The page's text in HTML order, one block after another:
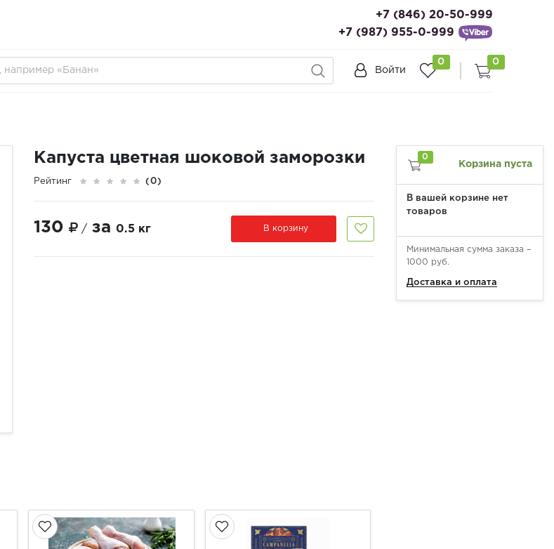
+7 (846) 20-50-999
+7 (987) 955-0-999
Войти
0 0
Капуста цветная шоковой заморозки
Рейтинг (0)
130 /за 0.5 кг В корзину
0
Корзина пуста
В вашей корзине нет
товаров
Минимальная сумма заказа –
1000 руб.
Доставка и оплата